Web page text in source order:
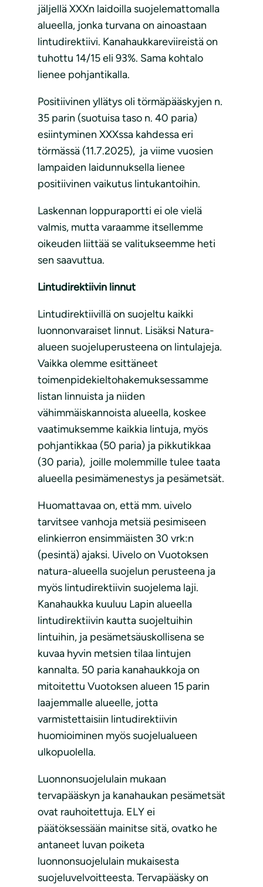
jäljellä XXXn laidoilla suojelemattomalla
alueella, jonka turvana on ainoastaan
lintudirektiivi. Kanahaukkareviireistä on
tuhottu 14/15 eli 93%. Sama kohtalo
lienee pohjantikalla.
Positiivinen yllätys oli törmäpääskyjen n.
35 parin (suotuisa taso n. 40 paria)
esiintyminen XXXssa kahdessa eri
törmässä (11.7.2025), ja viime vuosien
lampaiden laidunnuksella lienee
positiivinen vaikutus lintukantoihin.
Laskennan loppuraportti ei ole vielä
valmis, mutta varaamme itsellemme
oikeuden liittää se valitukseemme heti
sen saavuttua.
Lintudirektiivin linnut
Lintudirektiivillä on suojeltu kaikki
luonnonvaraiset linnut. Lisäksi Natura-
alueen suojeluperusteena on lintulajeja.
Vaikka olemme esittäneet
toimenpidekieltohakemuksessamme
listan linnuista ja niiden
vähimmäiskannoista alueella, koskee
vaatimuksemme kaikkia lintuja, myös
pohjantikkaa (50 paria) ja pikkutikkaa
(30 paria), joille molemmille tulee taata
alueella pesimämenestys ja pesämetsät.
Huomattavaa on, että mm. uivelo
tarvitsee vanhoja metsiä pesimiseen
elinkierron ensimmäisten 30 vrk:n
(pesintä) ajaksi. Uivelo on Vuotoksen
natura-alueella suojelun perusteena ja
myös lintudirektiivin suojelema laji.
Kanahaukka kuuluu Lapin alueella
lintudirektiivin kautta suojeltuihin
lintuihin, ja pesämetsäuskollisena se
kuvaa hyvin metsien tilaa lintujen
kannalta. 50 paria kanahaukkoja on
mitoitettu Vuotoksen alueen 15 parin
laajemmalle alueelle, jotta
varmistettaisiin lintudirektiivin
huomioiminen myös suojelualueen
ulkopuolella.
Luonnonsuojelulain mukaan
tervapääskyn ja kanahaukan pesämetsät
ovat rauhoitettuja. ELY ei
päätöksessään mainitse sitä, ovatko he
antaneet luvan poiketa
luonnonsuojelulain mukaisesta
suojeluvelvoitteesta. Tervapääsky on